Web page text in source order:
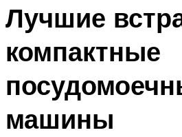
Лучшие
компактные
машины